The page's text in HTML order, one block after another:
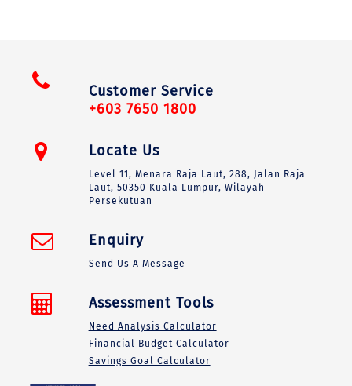
Customer Service
+603 7650 1800
Locate Us
Level 11, Menara Raja Laut, 288, Jalan Raja
Laut, 50350 Kuala Lumpur, Wilayah
Persekutuan
Enquiry
Send Us A Message
Assessment Tools
Need Analysis Calculator
Financial Budget Calculator
Savings Goal Calculator